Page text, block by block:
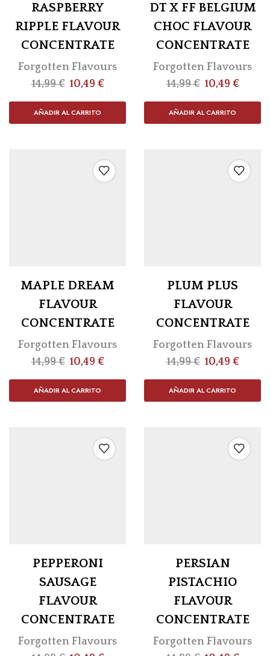
RASPBERRY
RIPPLE FLAVOUR
CONCENTRATE
Forgotten Flavours
14,99€ 10,49 €
AÑADIR AL CARRITO
DT X FF BELGIUM
CHOC FLAVOUR
CONCENTRATE
Forgotten Flavours
14,99€ 10,49 €
AÑADIR AL CARRITO
MAPLE DREAM
FLAVOUR
CONCENTRATE
Forgotten Flavours
14,99€ 10,49 €
AÑADIR AL CARRITO
PLUM PLUS
FLAVOUR
CONCENTRATE
Forgotten Flavours
14,99€ 10,49 €
AÑADIR AL CARRITO
PEPPERONI
SAUSAGE
FLAVOUR
CONCENTRATE
Forgotten Flavours
PERSIAN
PISTACHIO
FLAVOUR
CONCENTRATE
Forgotten Flavours